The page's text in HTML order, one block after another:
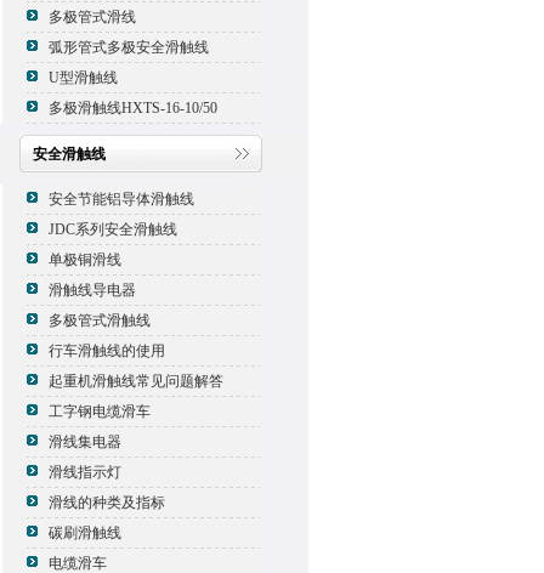
多极管式滑线
弧形管式多极安全滑触线
U型滑触线
多极滑触线HXTS-16-10/50
安全滑触线
安全节能铝导体滑触线
JDC系列安全滑触线
单极铜滑线
滑触线导电器
多极管式滑触线
行车滑触线的使用
起重机滑触线常见问题解答
工字钢电缆滑车
滑线集电器
滑线指示灯
滑线的种类及指标
碳刷滑触线
电缆滑车